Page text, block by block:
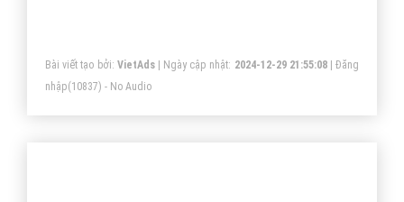
Bài viết tạo bởi: VietAds| Ngày cập nhật: 2024-12-29 21:55:08|Đăng
nhập(10837) - No Audio